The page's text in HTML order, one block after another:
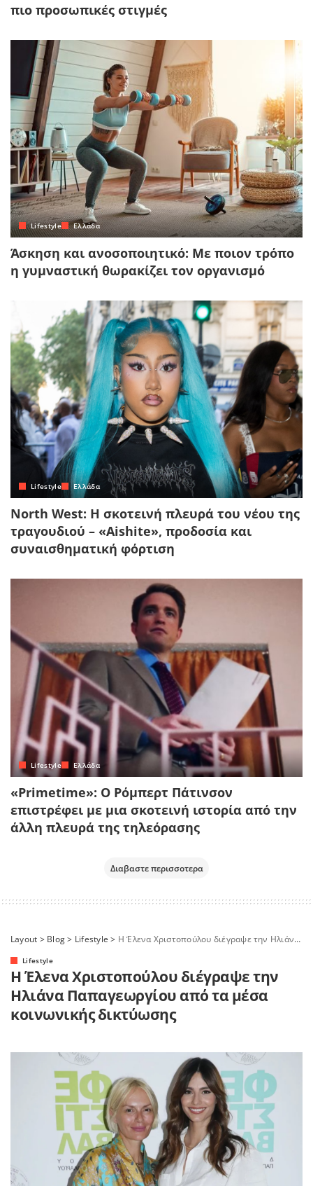
πιο προσωπικές στιγμές
Lifestyle Ελλάδα
Άσκηση και ανοσοποιητικό: Με ποιον τρόπο
η γυμναστική θωρακίζει τον οργανισμό
Lifestyle Ελλάδα
North West: Η σκοτεινή πλευρά του νέου της
τραγουδιού – «Aishite», προδοσία και
συναισθηματική φόρτιση
Lifestyle Ελλάδα
«Primetime»: Ο Ρόμπερτ Πάτινσον
επιστρέφει με μια σκοτεινή ιστορία από την
άλλη πλευρά της τηλεόρασης
Διαβαστε περισσοτερα
Layout > Blog> Lifestyle > Η Έλενα Χριστοπούλου διέγραψε την Ηλιάνα Παπαγεωργίου από τα μέσα κοινωνικής δικτύωσης
Lifestyle
Η Έλενα Χριστοπούλου διέγραψε την
Ηλιάνα Παπαγεωργίου από τα μέσα
κοινωνικής δικτύωσης